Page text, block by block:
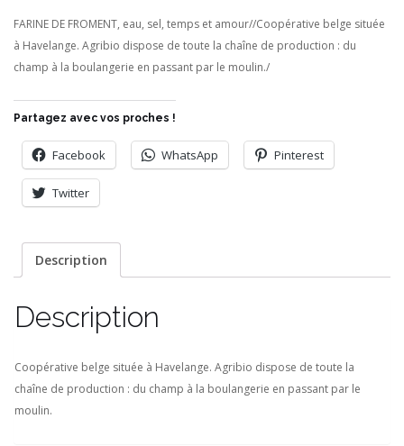
FARINE DE FROMENT, eau, sel, temps et amour//Coopérative belge située
à Havelange. Agribio dispose de toute la chaîne de production : du
champ à la boulangerie en passant par le moulin./
Partagez avec vos proches !
Facebook WhatsApp Pinterest
Twitter
Description
Description
Coopérative belge située à Havelange. Agribio dispose de toute la
chaîne de production : du champ à la boulangerie en passant par le
moulin.